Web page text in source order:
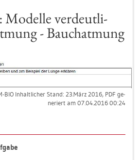
Mo­del­le ver­deut­li­
- Bauch­at­mung
BIO In­halt­li­cher Stand: 23.März 2016, PDF ge­
ne­riert am 07.04.2016 00:24